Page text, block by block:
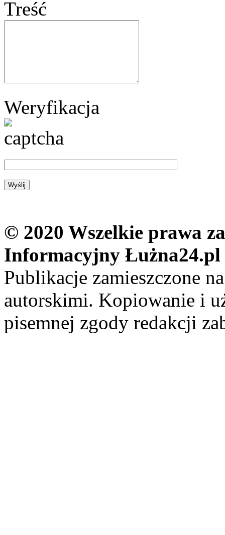
Treść
Weryfikacja
© 2020 Wszelkie prawa
Informacyjny Łużna24.pl
Publikacje zamieszczone
autorskimi. Kopiowanie i
pisemnej zgody redakcji